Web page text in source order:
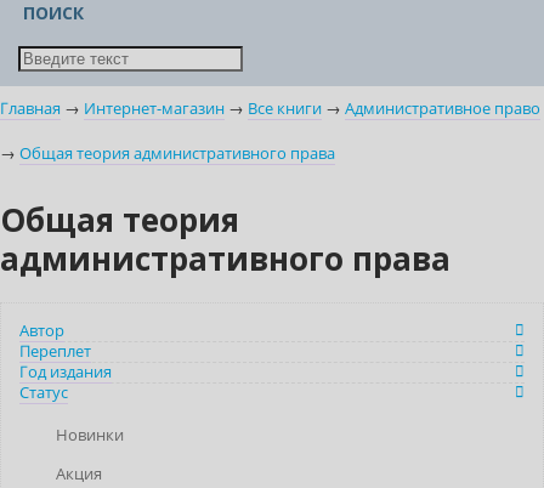
ПОИСК
Главная → Интернет-магазин → Все книги → Административное право
→ Общая теория административного права
Общая теория
административного права
Автор
Переплет
Год издания
Статус
Новинки
Акция